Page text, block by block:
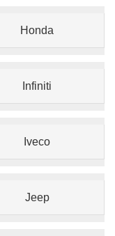
Honda
Infiniti
Iveco
Jeep